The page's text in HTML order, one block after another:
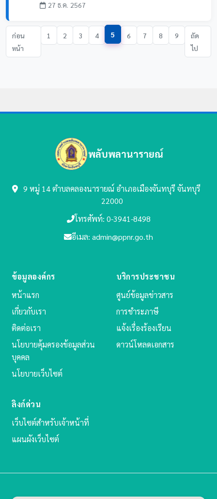
27 ธ.ค. 2567
ก่อน
หน้า
1 2 3 4 5 6 7 8 9
ถัด
ไป
พลับพลานารายณ์
9 หมู่ 14 ตำบลคลองนารายณ์ อำเภอเมืองจันทบุรี จันทบุรี
22000
โทรศัพท์: 0-3941-8498
อีเมล: admin@ppnr.go.th
ข้อมูลองค์กร
หน้าแรก
เกี่ยวกับเรา
ติดต่อเรา
นโยบายคุ้มครองข้อมูลส่วน
บุคคล
นโยบายเว็บไซต์
บริการประชาชน
ศูนย์ข้อมูลข่าวสาร
การชำระภาษี
แจ้งเรื่องร้องเรียน
ดาวน์โหลดเอกสาร
ลิงก์ด่วน
เว็บไซต์สำหรับเจ้าหน้าที่
แผนผังเว็บไซต์